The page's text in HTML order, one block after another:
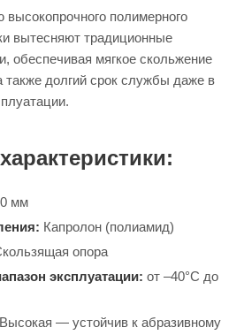
полимерного
вытесняют традиционные
обеспечивая мягкое скольжение
также долгий срок службы даже в
мм
Капролон (полиамид)
опора
эксплуатации: от –40°C до
Высокая — устойчив к абразивному